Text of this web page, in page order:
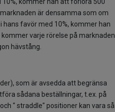
är densamma som om
hans favör med 10%, kommer han
varje rörelse på marknaden
hävstång.
som är avsedda att begränsa
sådana beställningar, t.ex. på
" straddle" positioner kan vara så